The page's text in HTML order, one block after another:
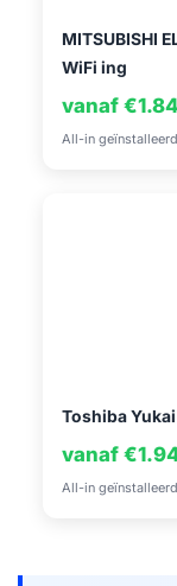
MITSUBISHI
WiFi ing
vanaf
All-in geïnstalleerd
Toshiba
vanaf
All-in geïnstalleerd